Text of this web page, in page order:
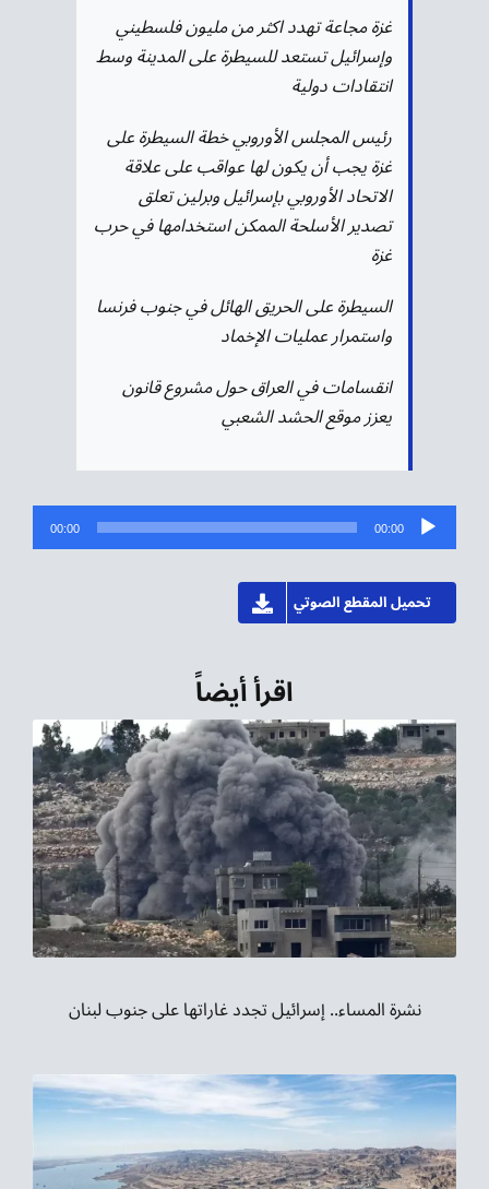
غزة مجاعة تهدد اكثر من مليون فلسطيني
وإسرائيل تستعد للسيطرة على المدينة وسط
انتقادات دولية
رئيس المجلس الأوروبي خطة السيطرة على
غزة يجب أن يكون لها عواقب على علاقة
الاتحاد الأوروبي بإسرائيل وبرلين تعلق
تصدير الأسلحة الممكن استخدامها في حرب
غزة
السيطرة على الحريق الهائل في جنوب فرنسا
واستمرار عمليات الإخماد
انقسامات في العراق حول مشروع قانون
يعزز موقع الحشد الشعبي
مشغل
الصوت
00:00
00:00
تحميل المقطع الصوتي
اقرأ أيضاً
نشرة المساء.. إسرائيل تجدد غاراتها على جنوب لبنان